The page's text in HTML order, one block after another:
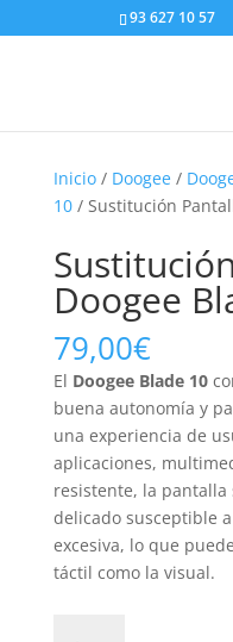
93 627 10 57
Inicio/ Doogee/
10/ Sustitución
Doogee
79,00€
El Doogee Blade 10
buena autonomía y
una experiencia de
aplicaciones,
resistente, la
delicado susceptible
excesiva, lo que
táctil como la visual.